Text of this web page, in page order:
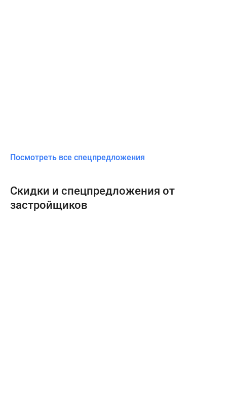
Посмотреть все спецпредложения
Скидки и спецпредложения от
застройщиков